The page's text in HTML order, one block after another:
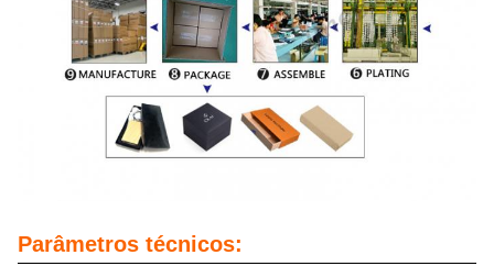
Parâmetros técnicos: